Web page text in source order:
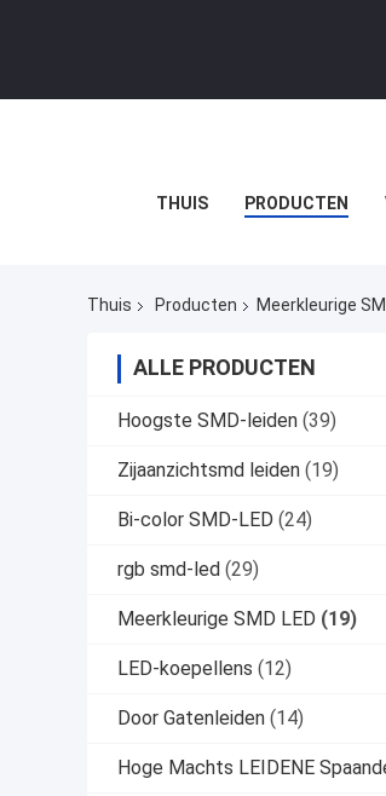
THUIS PRODUCTEN
Thuis Producten Meerkleurige
ALLE PRODUCTEN
Hoogste SMD-leiden (39)
Zijaanzichtsmd leiden (19)
Bi-color SMD-LED (24)
rgb smd-led (29)
Meerkleurige SMD LED (19)
LED-koepellens (12)
Door Gatenleiden (14)
Hoge Machts LEIDENE